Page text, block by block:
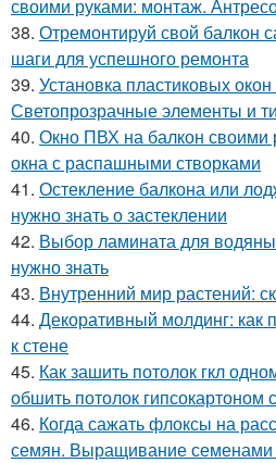
своими руками: монтаж.
38. Отремонтируй свой балкон
шаги для успешного ремонта
39. Установка пластиковых
Светопрозрачные элементы и
40. Окно ПВХ на балкон своими
окна с распашными створками
41. Остекление балкона или
нужно знать о застеклении
42. Выбор ламината для
нужно знать
43. Внутренний мир растений:
44. Декоративный молдинг: как
к стене
45. Как зашить потолок гкл
обшить потолок гипсокартоном
46. Когда сажать флоксы на
семян. Выращивание семенами